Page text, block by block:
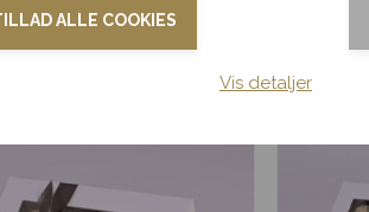
ALLE COOKIES
Vis detaljer